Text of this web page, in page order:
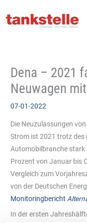
Inhalt
Dena – 2021
Neuwagen
07-01-2022
Die Neuzulassungen
Strom ist 2021 trotz des
Automobilbranche stark
Prozent von Januar bis
Vergleich zum
von der Deutschen
Monitoringbericht
In der ersten